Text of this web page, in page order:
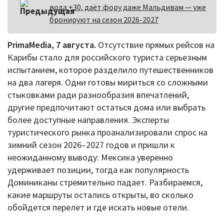
вода +30, даёт фору даже Мальдивам — уже
бронируют на сезон 2026-2027
PrimaMedia, 7 августа. Отсутствие прямых рейсов на
Карибы стало для российского туриста серьезным
испытанием, которое разделило путешественников
на два лагеря. Одни готовы мириться со сложными
стыковками ради разнообразия впечатлений,
другие предпочитают остаться дома или выбрать
более доступные направления. Эксперты
туристического рынка проанализировали спрос на
зимний сезон 2026–2027 годов и пришли к
неожиданному выводу: Мексика уверенно
удерживает позиции, тогда как популярность
Доминиканы стремительно падает. Разбираемся,
какие маршруты остались открыты, во сколько
обойдется перелет и где искать новые отели.